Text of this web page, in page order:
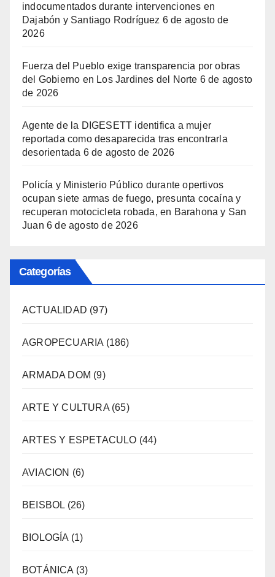
indocumentados durante intervenciones en
Dajabón y Santiago Rodríguez 6 de agosto de
2026
Fuerza del Pueblo exige transparencia por obras
del Gobierno en Los Jardines del Norte 6 de agosto
de 2026
Agente de la DIGESETT identifica a mujer
reportada como desaparecida tras encontrarla
desorientada 6 de agosto de 2026
Policía y Ministerio Público durante opertivos
ocupan siete armas de fuego, presunta cocaína y
recuperan motocicleta robada, en Barahona y San
Juan 6 de agosto de 2026
Categorías
ACTUALIDAD (97)
AGROPECUARIA (186)
ARMADA DOM (9)
ARTE Y CULTURA(65)
ARTES Y ESPETACULO (44)
AVIACION (6)
BEISBOL (26)
BIOLOGÍA (1)
BOTÁNICA (3)